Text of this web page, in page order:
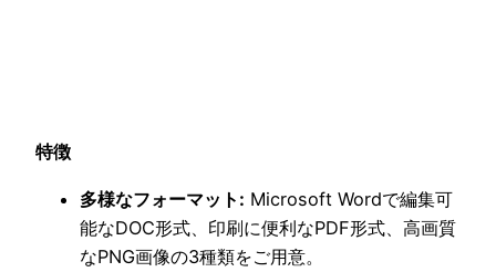
特徴
多様なフォーマット: Microsoft Wordで編集可
能なDOC形式、印刷に便利なPDF形式、高画質
なPNG画像の3種類をご用意。